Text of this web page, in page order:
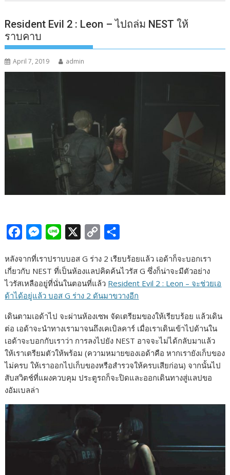
Resident Evil 2 : Leon – ไปถล่ม NEST ให้
ราบคาบ
April 7, 2019 admin
c
b
o
k
M
s
e
g
e
r
n
e
p
y
L
n
k
a
e
หลังจากที่เราปราบบอส G ร่าง 2 เรียบร้อยแล้ว เอด้าก็จะบอกเรา
เกี่ยวกับ NEST ที่เป็นห้องแลปคิดค้นไวรัส G ซึ่งก็น่าจะมีตัวอย่าง
ไวรัสเหลืออยู่ที่นั่นในตอนที่แล้ว Resident Evil 2 : Leon – จะช่วยเอ
ด้าได้อยู่แล้ว บอส G ร่าง 2 ดันมาขวางอีก
เดินตามเอด้าไป จะผ่านห้องเซพ จัดเตรียมของให้เรียบร้อย แล้วเดิน
ต่อ เอด้าจะนำทางเรามาจนถึงเคเบิลคาร์ เมื่อเราเดินเข้าไปด้านใน
เอด้าจะบอกกับเราว่า การลงไปยัง NEST อาจจะไม่ได้กลับมาแล้ว
ให้เราเตรียมตัวให้พร้อม (ความหมายของเอด้าคือ หากเรายังเก็บของ
ไม่ครบ ให้เราออกไปเก็บของหรือสำรวจให้ครบเสียก่อน) จากนั้นไป
สับสวิตช์ที่แผงควบคุม ประตูรถก็จะปิดและออกเดินทางสู่แลปขอ
งอัมเบลล่า